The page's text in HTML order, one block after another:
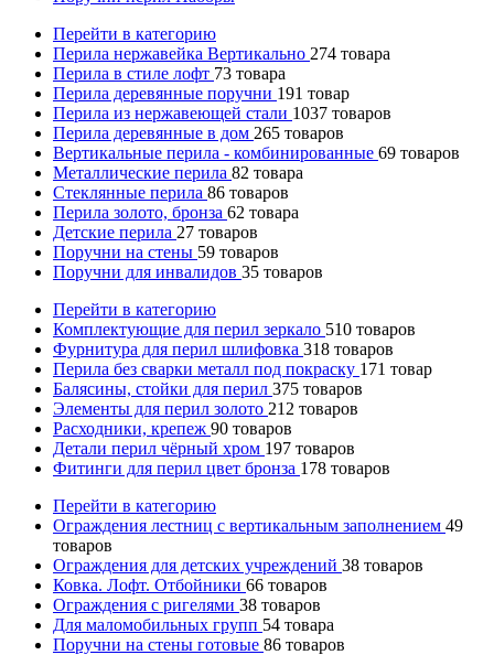
Перейти в категорию
Перила нержавейка Вертикально 274 товара
Перила в стиле лофт 73 товара
Перила деревянные поручни 191 товар
Перила из нержавеющей стали 1037 товаров
Перила деревянные в дом 265 товаров
Вертикальные перила - комбинированные 69 товаров
Металлические перила 82 товара
Стеклянные перила 86 товаров
Перила золото, бронза 62 товара
Детские перила 27 товаров
Поручни на стены 59 товаров
Поручни для инвалидов 35 товаров
Перейти в категорию
Комплектующие для перил зеркало 510 товаров
Фурнитура для перил шлифовка 318 товаров
Перила без сварки металл под покраску 171 товар
Балясины, стойки для перил 375 товаров
Элементы для перил золото 212 товаров
Расходники, крепеж 90 товаров
Детали перил чёрный хром 197 товаров
Фитинги для перил цвет бронза 178 товаров
Перейти в категорию
Ограждения лестниц с вертикальным заполнением 49
товаров
Ограждения для детских учреждений 38 товаров
Ковка. Лофт. Отбойники 66 товаров
Ограждения с ригелями 38 товаров
Для маломобильных групп 54 товара
Поручни на стены готовые 86 товаров